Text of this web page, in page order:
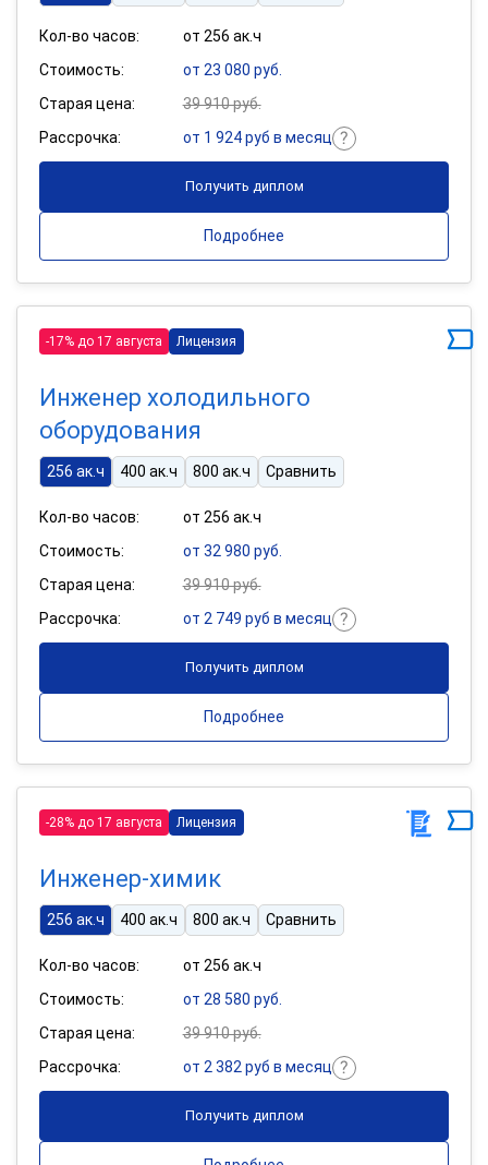
Кол-во часов:
от 256 ак.ч
Стоимость:
от 23 080 руб.
Старая цена:
39 910 руб.
Рассрочка:
от 1 924 руб в месяц
Получить диплом
Подробнее
-17% до 17 августа Лицензия
Инженер холодильного
оборудования
256 ак.ч 400 ак.ч 800 ак.ч Сравнить
Кол-во часов:
от 256 ак.ч
Стоимость:
от 32 980 руб.
Старая цена:
39 910 руб.
Рассрочка:
от 2 749 руб в месяц
Получить диплом
Подробнее
-28% до 17 августа Лицензия
Инженер-химик
256 ак.ч 400 ак.ч 800 ак.ч Сравнить
Кол-во часов:
от 256 ак.ч
Стоимость:
от 28 580 руб.
Старая цена:
39 910 руб.
Рассрочка:
от 2 382 руб в месяц
Получить диплом